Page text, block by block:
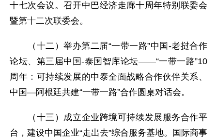
十七次会议。召开中巴经济走廊十周年特别联委会
暨第十二次联委会。
（十二）举办第二届“一带一路”中国-老挝合作
论坛、第三届中国-泰国智库论坛——“一带一路”10
周年：可持续发展的中泰全面战略合作伙伴关系、
中国—阿根廷共建“一带一路”合作圆桌对话会。
（十三）成立企业跨境可持续发展服务合作平
台，建设中国企业“走出去”综合服务基地。国际商事